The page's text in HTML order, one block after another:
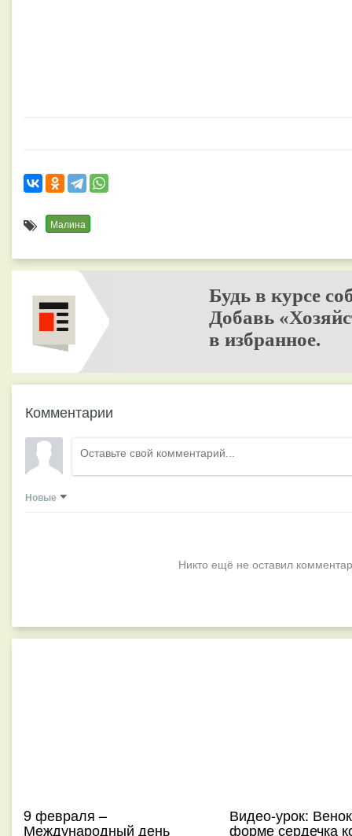
Малина
Будь в курсе
Добавь
в избранное.
Комментарии
Новые
Никто ещё не оставил
9 февраля –
Международный день
Видео-урок:
форме сердечка